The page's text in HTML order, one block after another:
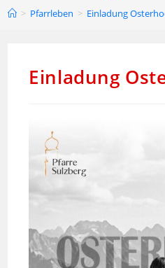
> Pfarrleben > Einladung
Einladung